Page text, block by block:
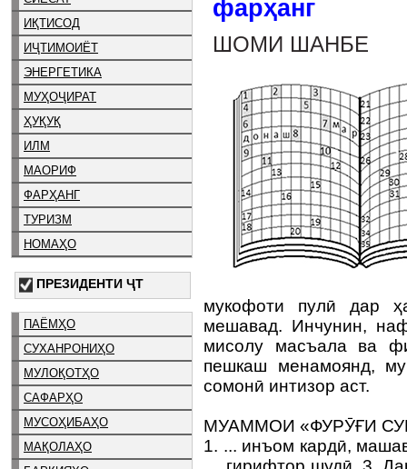
ИҚТИСОД
ИҶТИМОИЁТ
ЭНЕРГЕТИКА
МУҲОҶИРАТ
ҲУҚУҚ
ИЛМ
МАОРИФ
ФАРҲАНГ
ТУРИЗМ
НОМАҲО
ПРЕЗИДЕНТИ ҶТ
ПАЁМҲО
СУХАНРОНИҲО
МУЛОҚОТҲО
САФАРҲО
МУСОҲИБАҲО
МАҚОЛАҲО
фарҳанг
ШОМИ ШАНБЕ
мукофоти пулӣ дар
мешавад. Инчунин,
мисолу масъала ва
пешкаш менамоянд,
сомонӣ интизор аст.
МУАММОИ «ФУРӮҒИ
1. ... инъом кардӣ,